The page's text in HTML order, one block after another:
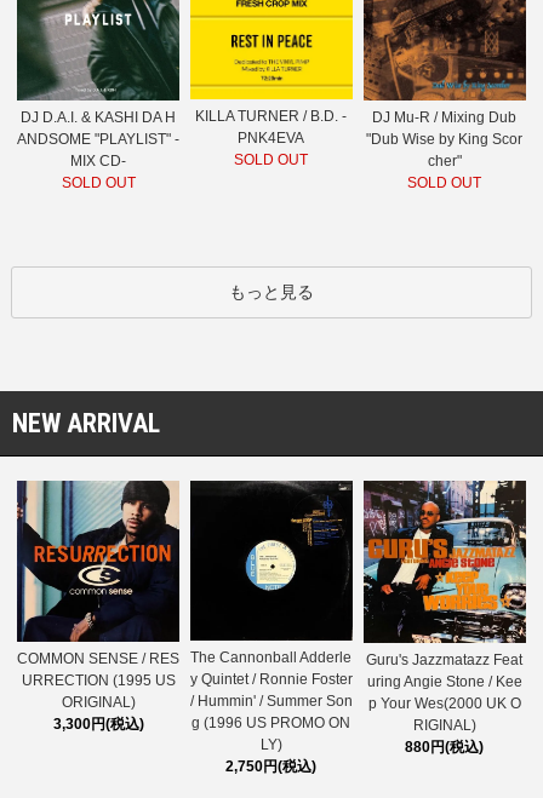
DJ D.A.I. & KASHI DA H
ANDSOME "PLAYLIST" -
MIX CD-
SOLD OUT
KILLA TURNER / B.D. -
PNK4EVA
SOLD OUT
DJ Mu-R / Mixing Dub
"Dub Wise by King Scor
cher"
SOLD OUT
もっと見る
NEW ARRIVAL
COMMON SENSE / RES
URRECTION (1995 US
ORIGINAL)
3,300円(税込)
The Cannonball Adderle
y Quintet / Ronnie Foster
/ Hummin' / Summer Son
g (1996 US PROMO ON
LY)
2,750円(税込)
Guru's Jazzmatazz Feat
uring Angie Stone / Kee
p Your Wes(2000 UK O
RIGINAL)
880円(税込)